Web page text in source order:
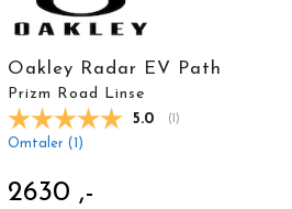
Oakley Radar EV Path
Prizm Road Linse
5.0 ( stemmer:
)
Omtaler ( )
2630 ,-